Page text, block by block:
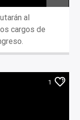
al
cargos de
1